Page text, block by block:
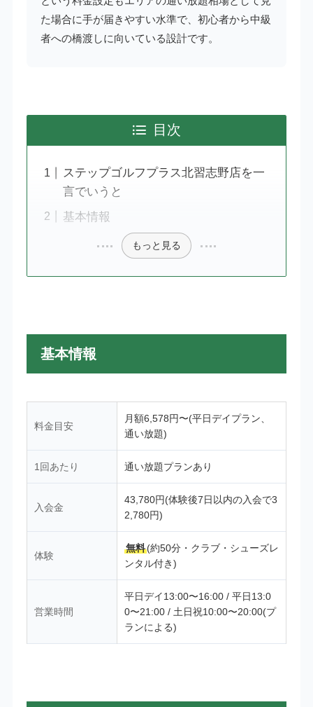
た場合に手が届きやすい水準で、初心者から中級
者への橋渡しに向いている設計です。
目次
ステップゴルフプラス北習志野店を一
言でいうと
基本情報
もっと見る
基本情報
料金目安
月額6,578円〜(平日デイプラン、
通い放題)
1回あたり 通い放題プランあり
入会金
43,780円(体験後7日以内の入会で3
2,780円)
体験
無料(約50分・クラブ・シューズレ
ンタル付き)
営業時間
平日デイ13:00〜16:00 / 平日13:0
0〜21:00 / 土日祝10:00〜20:00(プ
ランによる)